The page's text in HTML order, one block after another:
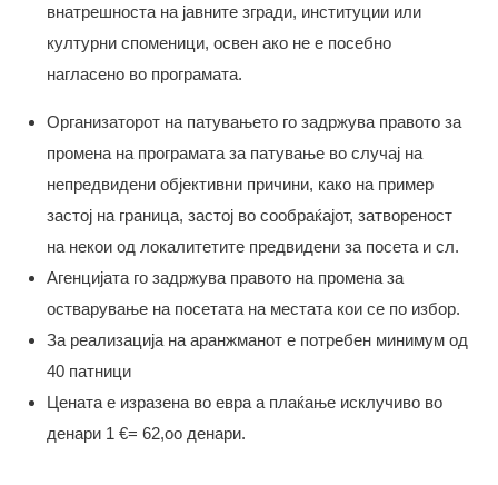
внатрешноста на јавните згради, институции или
културни споменици, освен ако не е посебно
нагласено во програмата.
Организаторот на патувањето го задржува правото за
промена на програмата за патување во случај на
непредвидени објективни причини, како на пример
застој на граница, застој во сообраќајот, затвореност
на некои од локалитетите предвидени за посета и сл.
Агенцијата го задржува правото на промена за
остварување на посетата на местата кои се по избор.
За реализација на аранжманот е потребен минимум од
40 патници
Цената е изразена во евра а плаќање исклучиво во
денари 1 €= 62,оо денари.